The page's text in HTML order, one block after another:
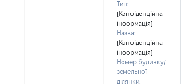
Тип:
[Конфіденційна
інформація]
Назва:
[Конфіденційна
інформація]
Номер будинку/
земельної
ділянки: